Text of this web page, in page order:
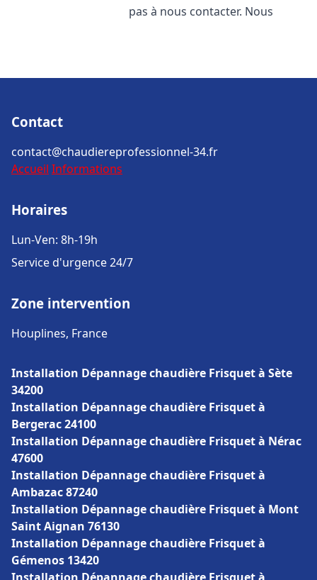
pas à nous contacter. Nous
Contact
contact@chaudiereprofessionnel-34.fr
Accueil Informations
Horaires
Lun-Ven: 8h-19h
Service d'urgence 24/7
Zone intervention
Houplines, France
Installation Dépannage chaudière Frisquet à Sète
34200
Installation Dépannage chaudière Frisquet à
Bergerac 24100
Installation Dépannage chaudière Frisquet à Nérac
47600
Installation Dépannage chaudière Frisquet à
Ambazac 87240
Installation Dépannage chaudière Frisquet à Mont
Saint Aignan 76130
Installation Dépannage chaudière Frisquet à
Gémenos 13420